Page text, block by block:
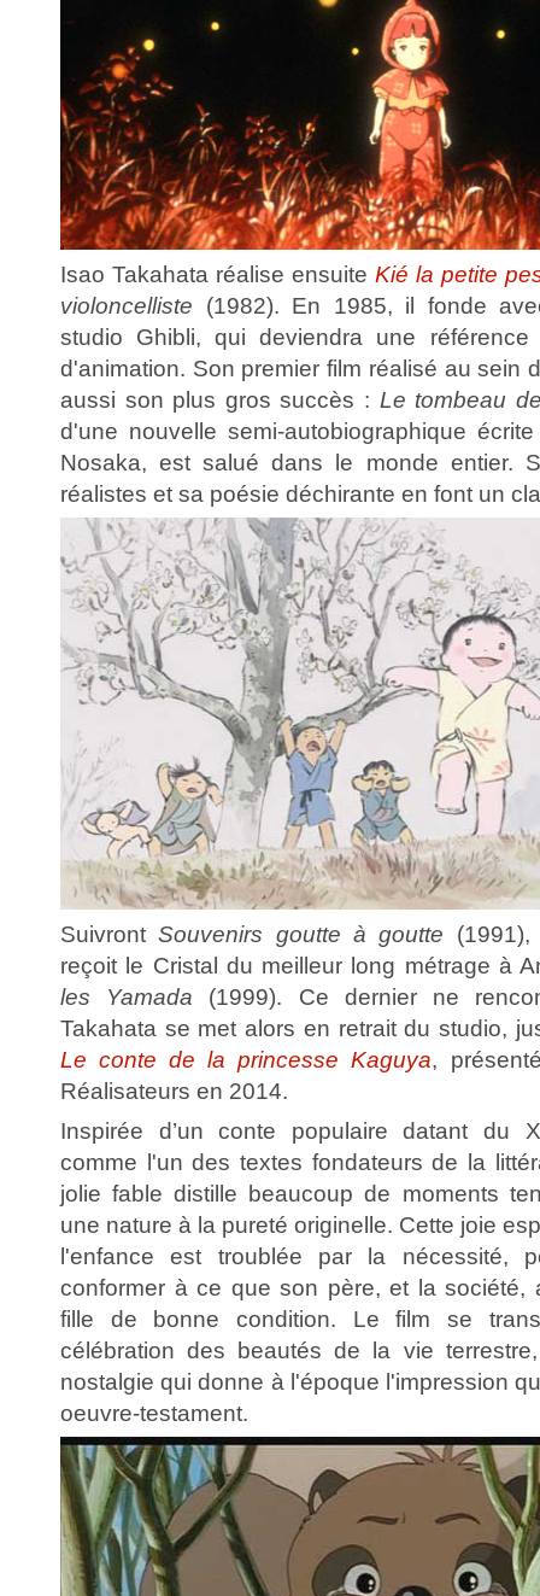
Isao Takahata réalise ensuite Kié la petite
violoncelliste (1982). En 1985, il fonde
studio Ghibli, qui deviendra une
d'animation. Son premier film réalisé au sein
aussi son plus gros succès : Le tombeau
d'une nouvelle semi-autobiographique
Nosaka, est salué dans le monde entier.
réalistes et sa poésie déchirante en font un
SuivrontSouvenirs goutte à goutte
reçoit le Cristal du meilleur long métrage à
les Yamada (1999). Ce dernier ne
Takahata se met alors en retrait du studio,
Le conte de la princesse Kaguya,
Réalisateurs en 2014.
Inspirée d’un conte populaire datant du
comme l'un des textes fondateurs de la
jolie fable distille beaucoup de moments
une nature à la pureté originelle. Cette joie
l'enfance est troublée par la nécessité,
conformer à ce que son père, et la société,
fille de bonne condition. Le film se
célébration des beautés de la vie
nostalgie qui donne à l'époque l'impression
oeuvre-testament.